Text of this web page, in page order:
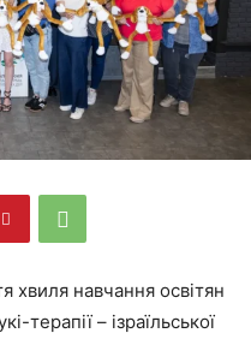
хвиля навчання освітян
терапії – ізраїльської